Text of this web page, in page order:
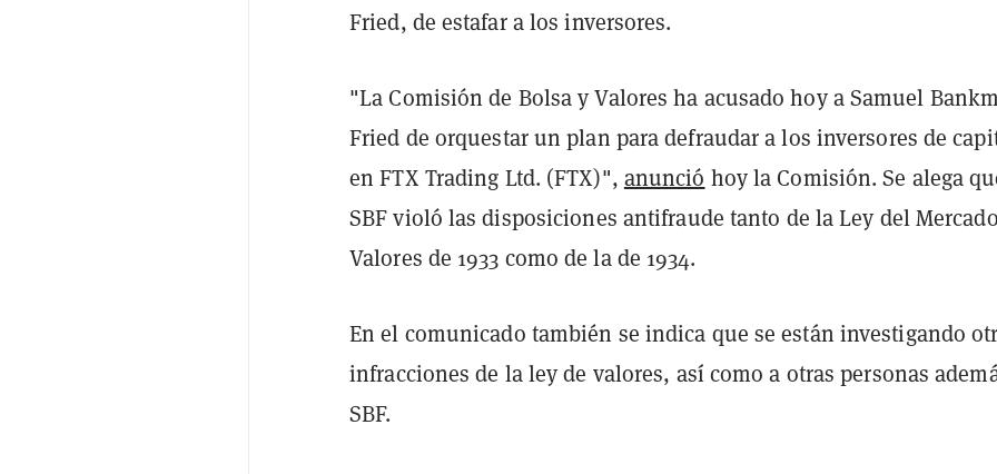
Fried, de estafar a los inversores.
"La Comisión de Bolsa y Valores ha acusado hoy a Samuel
Fried de orquestar un plan para defraudar a los inversores de
en FTX Trading Ltd. (FTX)", anunció hoy la Comisión. Se alega
SBF violó las disposiciones antifraude tanto de la Ley del
Valores de 1933 como de la de 1934.
En el comunicado también se indica que se están investigando
infracciones de la ley de valores, así como a otras personas
SBF.